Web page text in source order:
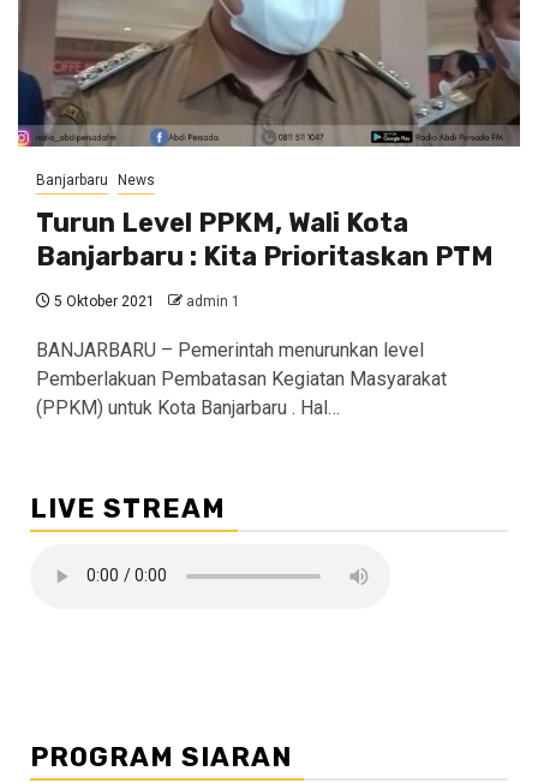
Banjarbaru News
Turun Level PPKM, Wali Kota
Banjarbaru : Kita Prioritaskan PTM
5 Oktober 2021 admin 1
BANJARBARU – Pemerintah menurunkan level
Pemberlakuan Pembatasan Kegiatan Masyarakat
(PPKM) untuk Kota Banjarbaru . Hal…
LIVE STREAM
PROGRAM SIARAN